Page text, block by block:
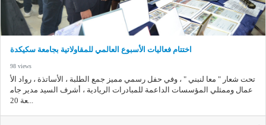
اختتام فعاليات الأسبوع العالمي للمقاولاتية بجامعة سكيكدة
98 views
تحت شعار " معا لنبني " ، وفي حفل رسمي مميز جمع الطلبة ، الأساتذة ، رواد الأ
عمال وممثلي المؤسسات الداعمة للمبادرات الريادية ، أشرف السيد مدير جام
عة 20...